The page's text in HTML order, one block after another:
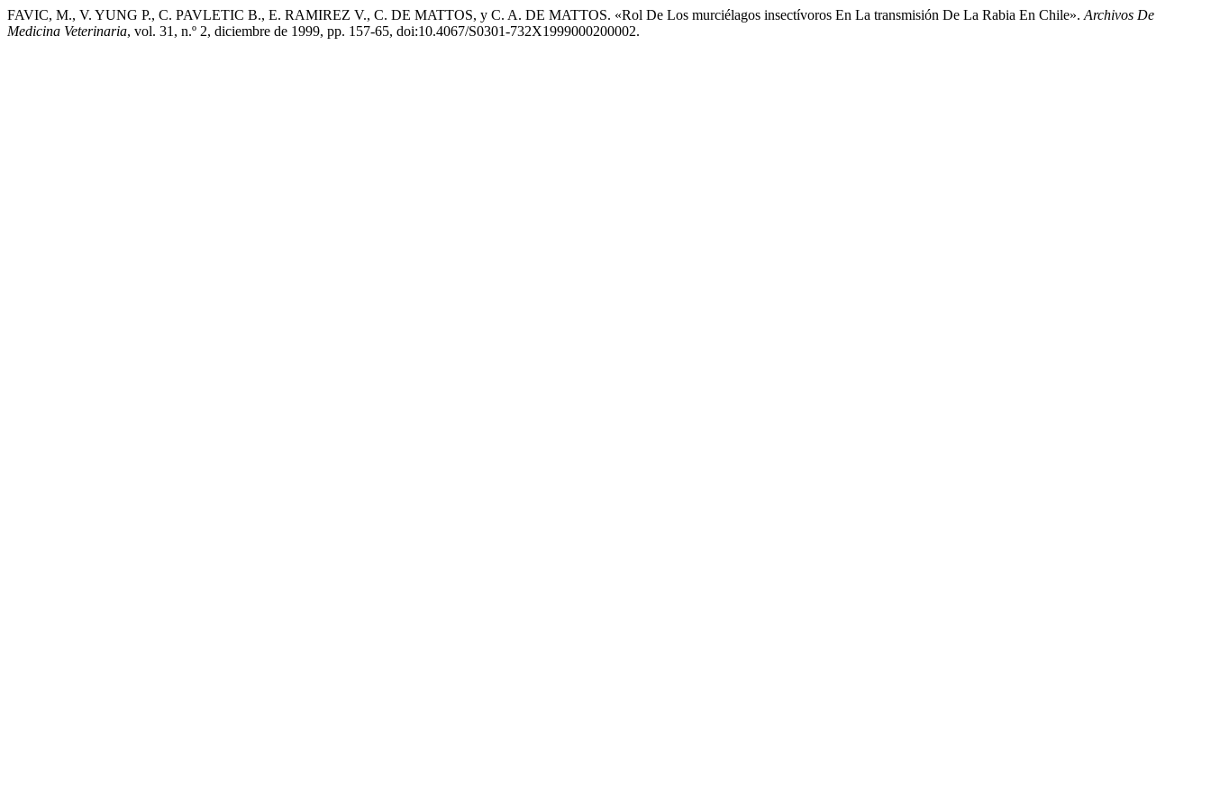
FAVIC, M., V. YUNG P., C. PAVLETIC B., E. RAMIREZ V., C. DE MATTOS, y C. A. DE MATTOS. «Rol De Los murciélagos insectívoros En La transmisión De La Rabia En Chile». Archivos De
Medicina Veterinaria, vol. 31, n.º 2, diciembre de 1999, pp. 157-65, doi:10.4067/S0301-732X1999000200002.